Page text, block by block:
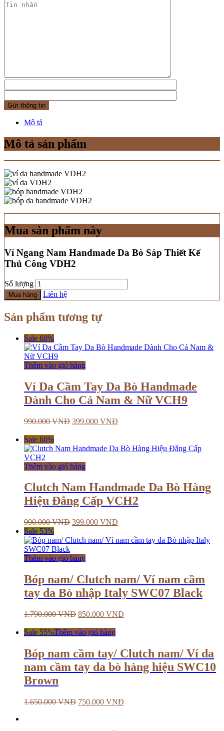
Mô tả
Mô tả sản phẩm
Mua sản phẩm này
Ví Ngang Nam Handmade Da Bò Sáp Thiết Kế
Thủ Công VDH2
Số lượng
Mua hàng Liên hệ
Sản phẩm tương tự
Sale 60%
Thêm vào giỏ hàng
Ví Da Cầm Tay Da Bò Handmade
Dành Cho Cả Nam & Nữ VCH9
990.000VNĐ 399.000 VNĐ
Sale 60%
Thêm vào giỏ hàng
Clutch Nam Handmade Da Bò Hàng
Hiệu Đẳng Cấp VCH2
990.000VNĐ 399.000 VNĐ
Sale 53%
Thêm vào giỏ hàng
Bóp nam/ Clutch nam/ Ví nam cầm
tay da Bò nhập Italy SWC07 Black
1.790.000VNĐ 850.000 VNĐ
Sale 55%Thêm vào giỏ hàng
Bóp nam cầm tay/ Clutch nam/ Ví da
nam cầm tay da bò hàng hiệu SWC10
Brown
1.650.000VNĐ 750.000 VNĐ